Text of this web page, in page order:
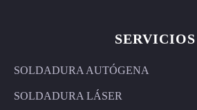
SERVICIOS
SOLDADURA AUTÓGENA
SOLDADURA LÁSER